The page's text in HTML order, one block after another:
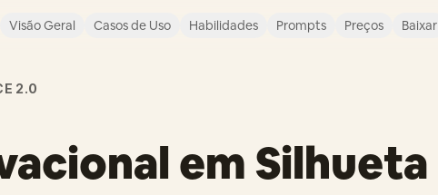
Visão Geral Casos de Uso Habilidades Prompts Preços Baixar
2.0
em Silhueta